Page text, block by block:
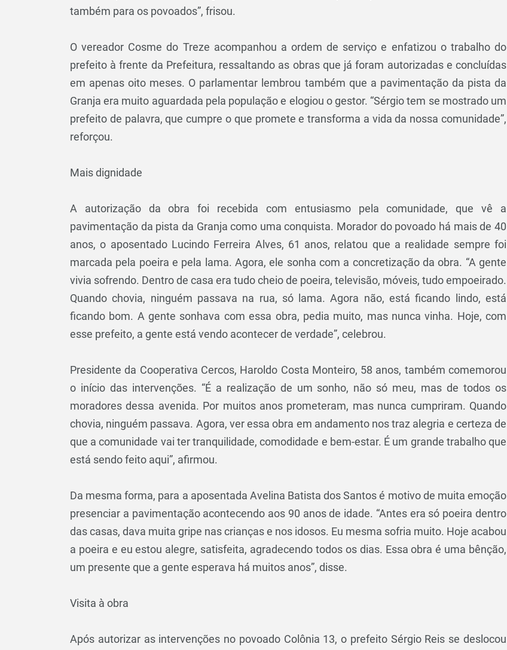
também para os povoados”, frisou.
O vereador Cosme do Treze acompanhou a ordem de serviço e enfatizou o trabalho do
prefeito à frente da Prefeitura, ressaltando as obras que já foram autorizadas e concluídas
em apenas oito meses. O parlamentar lembrou também que a pavimentação da pista da
Granja era muito aguardada pela população e elogiou o gestor. “Sérgio tem se mostrado um
prefeito de palavra, que cumpre o que promete e transforma a vida da nossa comunidade”,
reforçou.
Mais dignidade
A autorização da obra foi recebida com entusiasmo pela comunidade, que vê a
pavimentação da pista da Granja como uma conquista. Morador do povoado há mais de 40
anos, o aposentado Lucindo Ferreira Alves, 61 anos, relatou que a realidade sempre foi
marcada pela poeira e pela lama. Agora, ele sonha com a concretização da obra. “A gente
vivia sofrendo. Dentro de casa era tudo cheio de poeira, televisão, móveis, tudo empoeirado.
Quando chovia, ninguém passava na rua, só lama. Agora não, está ficando lindo, está
ficando bom. A gente sonhava com essa obra, pedia muito, mas nunca vinha. Hoje, com
esse prefeito, a gente está vendo acontecer de verdade”, celebrou.
Presidente da Cooperativa Cercos, Haroldo Costa Monteiro, 58 anos, também comemorou
o início das intervenções. “É a realização de um sonho, não só meu, mas de todos os
moradores dessa avenida. Por muitos anos prometeram, mas nunca cumpriram. Quando
chovia, ninguém passava. Agora, ver essa obra em andamento nos traz alegria e certeza de
que a comunidade vai ter tranquilidade, comodidade e bem-estar. É um grande trabalho que
está sendo feito aqui”, afirmou.
Da mesma forma, para a aposentada Avelina Batista dos Santos é motivo de muita emoção
presenciar a pavimentação acontecendo aos 90 anos de idade. “Antes era só poeira dentro
das casas, dava muita gripe nas crianças e nos idosos. Eu mesma sofria muito. Hoje acabou
a poeira e eu estou alegre, satisfeita, agradecendo todos os dias. Essa obra é uma bênção,
um presente que a gente esperava há muitos anos”, disse.
Visita à obra
Após autorizar as intervenções no povoado Colônia 13, o prefeito Sérgio Reis se deslocou